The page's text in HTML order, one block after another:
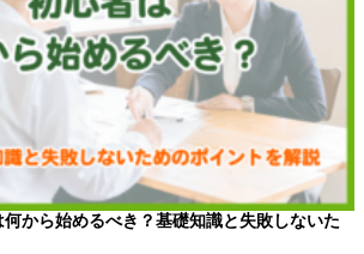
から始めるべき？基礎知識と失敗しないた